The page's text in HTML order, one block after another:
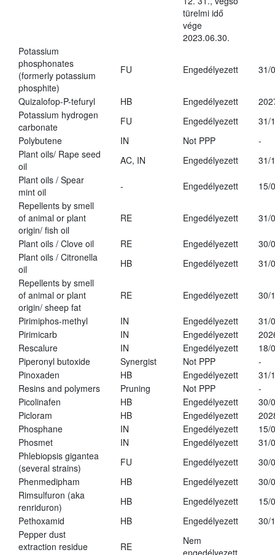
türelmi idő
vége
2023.06.30.
Potassium
phosphonates
(formerly potassium
phosphite)
FU Engedélyezett 31/
Quizalofop-P-tefuryl HB Engedélyezett
Potassium hydrogen
carbonate
FU Engedélyezett
31/
Polybutene
IN Not PPP
-
Plant oils/ Rape seed
oil
AC, IN Engedélyezett
31/
Plant oils / Spear
mint oil
- Engedélyezett
15/
Repellents by smell
of animal or plant
origin/ fish oil
RE Engedélyezett 31/
Plant oils / Clove oil RE Engedélyezett
30/
Plant oils / Citronella
oil
HB Engedélyezett
31/
Repellents by smell
of animal or plant
origin/ sheep fat
RE Engedélyezett 30/
Pirimiphos-methyl IN Engedélyezett
31/
Pirimicarb
IN Engedélyezett
Rescalure
IN Engedélyezett
18/
Piperonyl butoxide
Synergist Not PPP
-
Pinoxaden
HB Engedélyezett
31/
Resins and polymers
Pruning Not PPP
-
Picolinafen
HB Engedélyezett
30/
Picloram
HB Engedélyezett
Phosphane
IN Engedélyezett
15/
Phosmet
IN Engedélyezett
31/
Phlebiopsis gigantea
(several strains)
FU Engedélyezett
30/
Phenmedipham
HB Engedélyezett
30/
Rimsulfuron (aka
renriduron)
HB Engedélyezett
15/
Pethoxamid
HB Engedélyezett
30/
Pepper dust
extraction residue
RE
Nem